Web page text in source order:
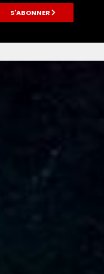
S'ABONNER